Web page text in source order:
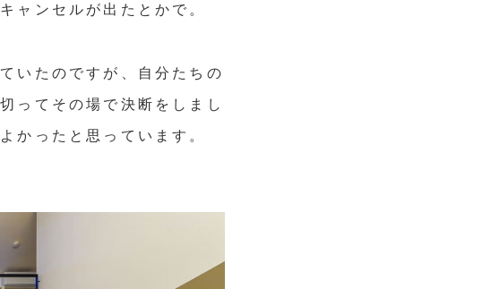
ャンセルが出たとかで。
いたのですが、自分たちの
ってその場で決断をしまし
かったと思っています。